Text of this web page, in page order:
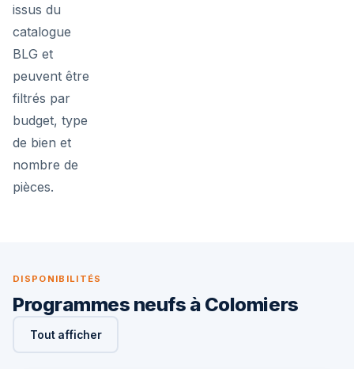
issus du
catalogue
BLG et
peuvent être
filtrés par
budget, type
de bien et
nombre de
pièces.
DISPONIBILITÉS
Programmes neufs à Colomiers
Tout afficher